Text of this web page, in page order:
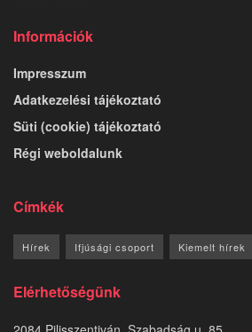
Információk
Impresszum
Adatkezelési tájékoztató
Süti (cookie) tájékoztató
Régi weboldalunk
Címkék
Hírek Ifjúsági csoport Kiemelt hírek
Elérhetőségünk